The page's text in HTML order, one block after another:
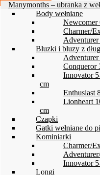
Manymonths – ubranka z
Body wełniane
Newcomer
Charmer/
Bluzki i bluzy z
Conqueror
Innovator
cm
Enthusiast
Lionheart
cm
Czapki
Gatki wełniane do
Kominiarki
Charmer/
Innovator
Longi